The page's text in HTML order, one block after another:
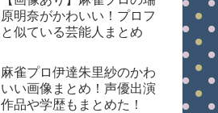
原明奈がかわいい！プロフ
と似ている芸能人まとめ
麻雀プロ伊達朱里紗のかわ
いい画像まとめ！声優出演
作品や学歴もまとめた！